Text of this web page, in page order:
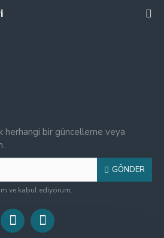
herhangi bir güncelleme veya
GÖNDER
ve kabul ediyorum.